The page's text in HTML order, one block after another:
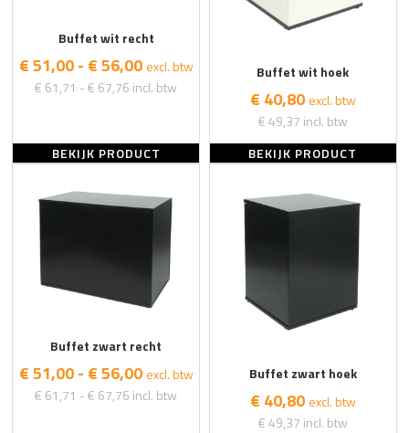
Buffet wit recht
€ 51,00 - € 56,00 excl. btw
€ 61,71 - € 67,76 incl. btw
BEKIJK PRODUCT
Buffet wit hoek
€ 40,80 excl. btw
€ 49,37 incl. btw
BEKIJK PRODUCT
Buffet zwart recht
€ 51,00 - € 56,00 excl. btw
€ 61,71 - € 67,76 incl. btw
Buffet zwart hoek
€ 40,80 excl. btw
€ 49,37 incl. btw